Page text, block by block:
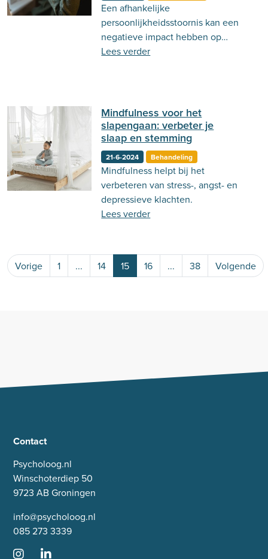
Een afhankelijke
persoonlijkheidsstoornis kan een
negatieve impact hebben op
relaties, lees er in deze blog meer
Lees verder
Mindfulness voor het
slapengaan: verbeter je
slaap en stemming
21-6-2024 Behandeling
Mindfulness helpt bij het
verbeteren van stress-, angst- en
depressieve klachten.
Lees verder
Vorige 1 ... 14 15 16 ... 38 Volgende
Contact
Psycholoog.nl
Winschoterdiep 50
9723 AB Groningen
info@psycholoog.nl
085 273 3339